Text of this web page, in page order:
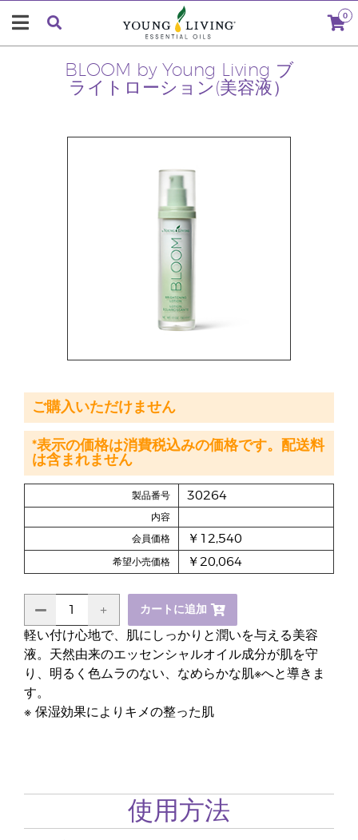
0
BLOOM by Young Living ブ
ライトローション(美容液）
軽い付け心地で、肌にしっかりと潤いを与える美容
液。天然由来のエッセンシャルオイル成分が肌を守
り、明るく色ムラのない、なめらかな肌※へと導きま
す。
※ 保湿効果によりキメの整った肌
製品番号 30264
内容
会員価格 ￥12,540
希望小売価格 ￥20,064
カートに追加
ご購入いただけません
*表示の価格は消費税込みの価格です。配送料
は含まれません
使用方法